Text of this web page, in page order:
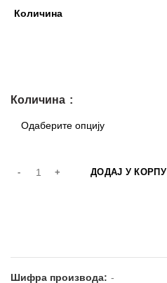
Количина
Количина
ДОДАЈ У КОРПУ
Шифра производа: -